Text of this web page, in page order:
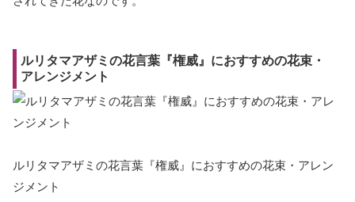
ルリタマアザミの花言葉『権威』におすすめの花束・
アレンジメント
ルリタマアザミの花言葉『権威』におすすめの花束・アレン
ジメント